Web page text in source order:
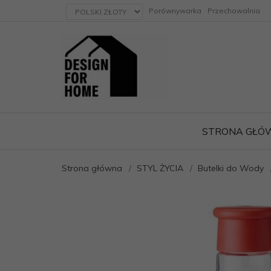
currency_h Porównywarka Przechowalnia
STRONA
Strona główna STYL ŻYCIA Butelki do Wody